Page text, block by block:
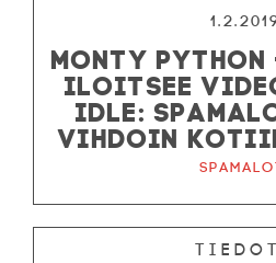
MONTY
ILOITSEE
IDLE:
VIHDOIN